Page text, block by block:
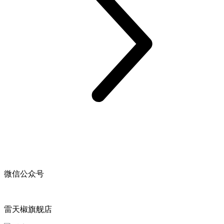
微信公众号
雷天椒旗舰店